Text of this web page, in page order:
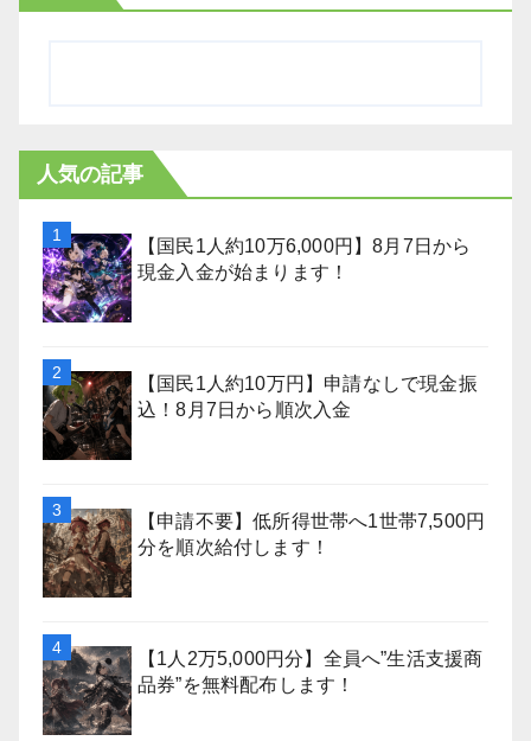
人気の記事
【国民1人約10万6,000円】8月7日から
現金入金が始まります！
【国民1人約10万円】申請なしで現金振
込！8月7日から順次入金
【申請不要】低所得世帯へ1世帯7,500円
分を順次給付します！
【1人2万5,000円分】全員へ”生活支援商
品券”を無料配布します！